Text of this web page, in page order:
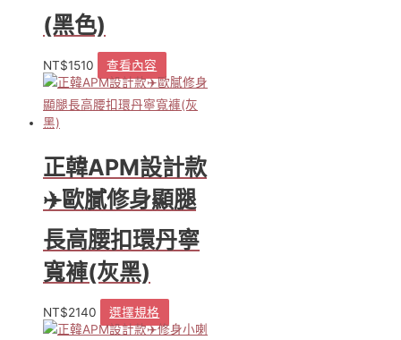
(黑色)
NT$1510 查看內容
正韓APM設計款
✈️歐膩修身顯腿
長高腰扣環丹寧
寬褲(灰黑)
NT$2140 選擇規格
產